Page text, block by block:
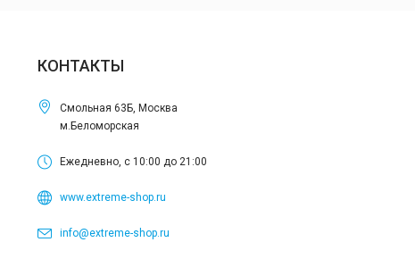
КОНТАКТЫ
Смольная 63Б, Москва
м.Беломорская
Ежедневно, с 10:00 до 21:00
www.extreme-shop.ru
info@extreme-shop.ru